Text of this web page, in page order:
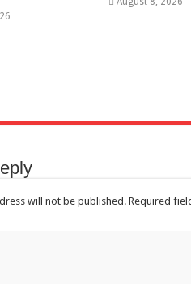
will not be published. Required